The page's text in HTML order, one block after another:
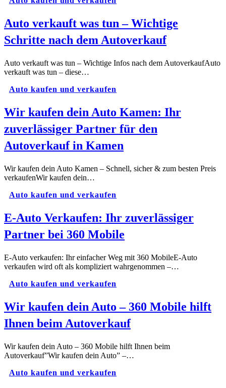
Auto verkauft was tun – Wichtige
Schritte nach dem Autoverkauf
Auto verkauft was tun – Wichtige Infos nach dem AutoverkaufAuto
verkauft was tun – diese…
Auto kaufen und verkaufen
Wir kaufen dein Auto Kamen: Ihr
zuverlässiger Partner für den
Autoverkauf in Kamen
Wir kaufen dein Auto Kamen – Schnell, sicher & zum besten Preis
verkaufenWir kaufen dein…
Auto kaufen und verkaufen
E-Auto Verkaufen: Ihr zuverlässiger
Partner bei 360 Mobile
E-Auto verkaufen: Ihr einfacher Weg mit 360 MobileE-Auto
verkaufen wird oft als kompliziert wahrgenommen –…
Auto kaufen und verkaufen
Wir kaufen dein Auto – 360 Mobile hilft
Ihnen beim Autoverkauf
Wir kaufen dein Auto – 360 Mobile hilft Ihnen beim
Autoverkauf”Wir kaufen dein Auto” –…
Auto kaufen und verkaufen